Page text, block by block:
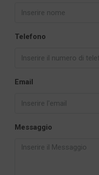
Telefono
Email
Messaggio